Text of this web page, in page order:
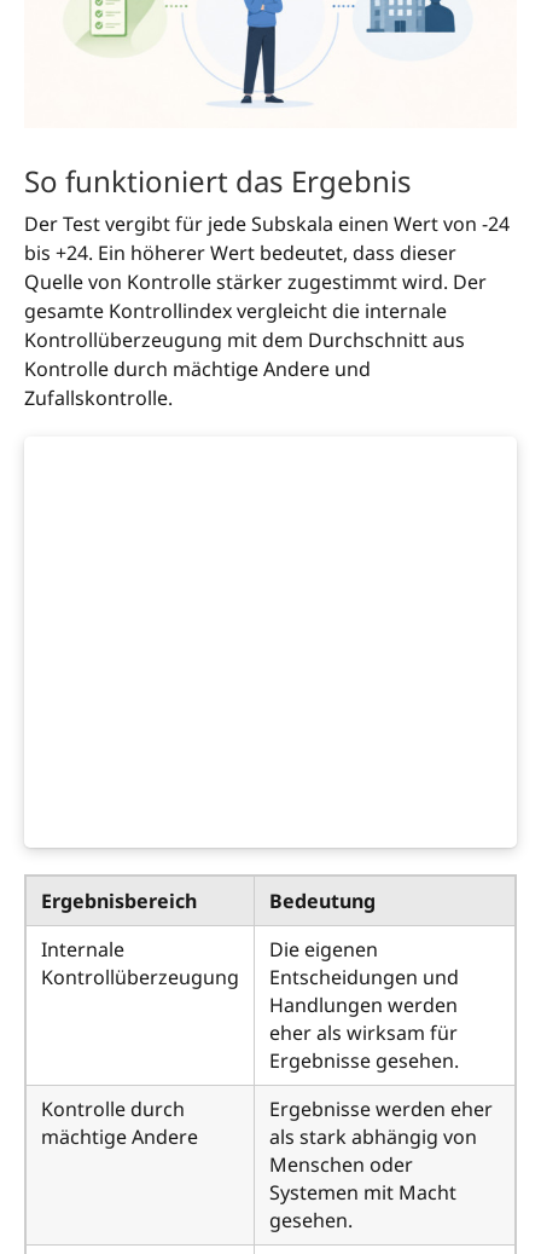
So funktioniert das Ergebnis
Der Test vergibt für jede Subskala einen Wert von -24
bis +24. Ein höherer Wert bedeutet, dass dieser
Quelle von Kontrolle stärker zugestimmt wird. Der
gesamte Kontrollindex vergleicht die internale
Kontrollüberzeugung mit dem Durchschnitt aus
Kontrolle durch mächtige Andere und
Zufallskontrolle.
Ergebnisbereich
Bedeutung
Internale
Kontrollüberzeugung
Die eigenen
Entscheidungen und
Handlungen werden
eher als wirksam für
Ergebnisse gesehen.
Kontrolle durch
mächtige Andere
Ergebnisse werden eher
als stark abhängig von
Menschen oder
Systemen mit Macht
gesehen.